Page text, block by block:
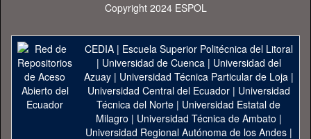
Copyright 2024 ESPOL
CEDIA| Escuela Superior Politécnica del Litoral
| Universidad de Cuenca| Universidad del
Azuay| Universidad Técnica Particular de Loja|
Universidad Central del Ecuador| Universidad
Técnica del Norte | Universidad Estatal de
Milagro | Universidad Técnica de Ambato |
Universidad Regional Autónoma de los Andes|